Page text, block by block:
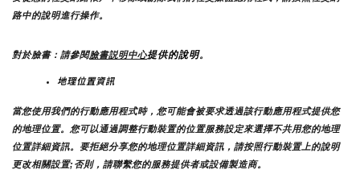
路中的說明進行操作。
對於臉書：請參閱臉書説明中心提供的說明。
地理位置資訊
當您使用我們的行動應用程式時，您可能會被要求透過該行動應用程式提供您
的地理位置。您可以通過調整行動裝置的位置服務設定來選擇不共用您的地理
位置詳細資訊。要拒絕分享您的地理位置詳細資訊，請按照行動裝置上的說明
更改相關設置;否則，請聯繫您的服務提供者或設備製造商。